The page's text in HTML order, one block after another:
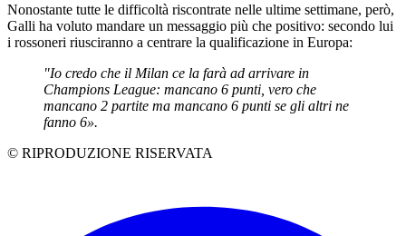
Nonostante tutte le difficoltà riscontrate nelle ultime settimane, però,
Galli ha voluto mandare un messaggio più che positivo: secondo lui
i rossoneri riusciranno a centrare la qualificazione in Europa:
"Io credo che il Milan ce la farà ad arrivare in
Champions League: mancano 6 punti, vero che
mancano 2 partite ma mancano 6 punti se gli altri ne
fanno 6».
© RIPRODUZIONE RISERVATA